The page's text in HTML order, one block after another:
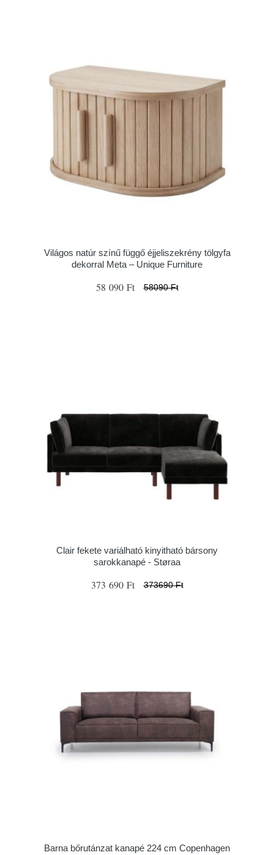
Világos natúr színű függő éjjeliszekrény tölgyfa
dekorral Meta – Unique Furniture
58 090 Ft 58090 Ft
Clair fekete variálható kinyitható bársony
sarokkanapé - Støraa
373 690 Ft 373690 Ft
Barna bőrutánzat kanapé 224 cm Copenhagen